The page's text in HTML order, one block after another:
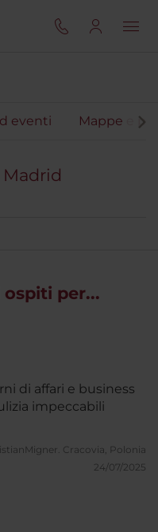
eventi Mappe e
per...
di affari e business
impeccabili
Cracovia, Polonia
24/07/2025